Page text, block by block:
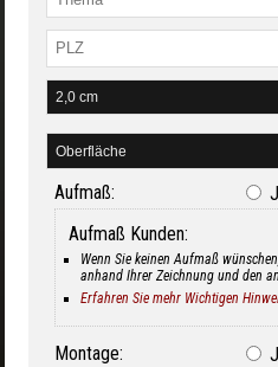
Aufmaß:
Aufmaß Kunden:
Wenn Sie keinen Aufmaß
anhand Ihrer Zeichnung und den
Erfahren Sie mehr Wichtigen
Montage: